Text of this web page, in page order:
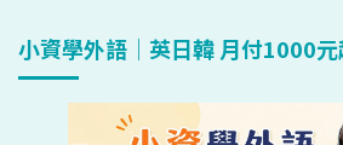
小資學外語｜英日韓 月付1000元